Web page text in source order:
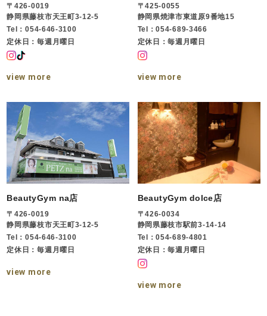
〒426-0019
静岡県藤枝市天王町3-12-5
Tel：054-646-3100
定休日：毎週月曜日
view more
〒425-0055
静岡県焼津市東道原9番地15
Tel：054-689-3466
定休日：毎週月曜日
view more
BeautyGym na店
〒426-0019
静岡県藤枝市天王町3-12-5
Tel：054-646-3100
定休日：毎週月曜日
view more
BeautyGym dolce店
〒426-0034
静岡県藤枝市駅前3-14-14
Tel：054-689-4801
定休日：毎週月曜日
view more